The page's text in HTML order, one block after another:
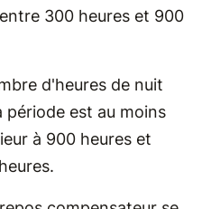
300 heures et 900
d'heures de nuit
période est au moins
à 900 heures et